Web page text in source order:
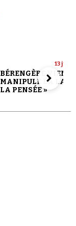
13
BÉRENGÈRE
MANIPULE LA
LA PENSÉE »